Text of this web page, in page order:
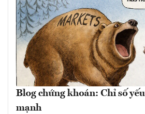
Blog chứng khoán: Chỉ số
mạnh